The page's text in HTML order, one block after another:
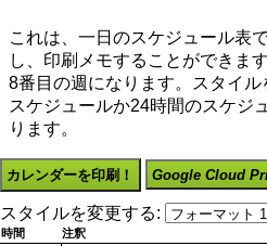
これは、一日のスケジュール表
し、印刷メモすることができま
8番目の週になります。スタイ
スケジュールか24時間のスケジ
ります。
カレンダーを印刷！ Google Cloud
スタイルを変更する:
時間 注釈